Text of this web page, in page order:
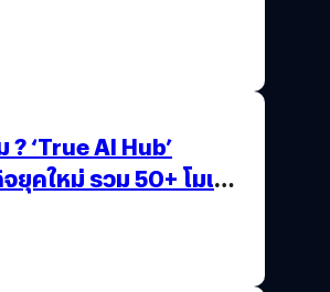
‘True AI Hub’
คใหม่ รวม 50+ โมเดล